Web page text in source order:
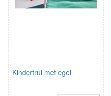
Kindertrui met egel